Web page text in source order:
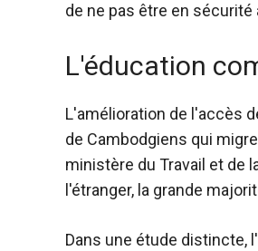
de ne pas être en sécurité
L'éducation
L'amélioration de l'accès
de Cambodgiens qui
ministère du Travail et de
l'étranger, la grande
Dans une étude distincte,